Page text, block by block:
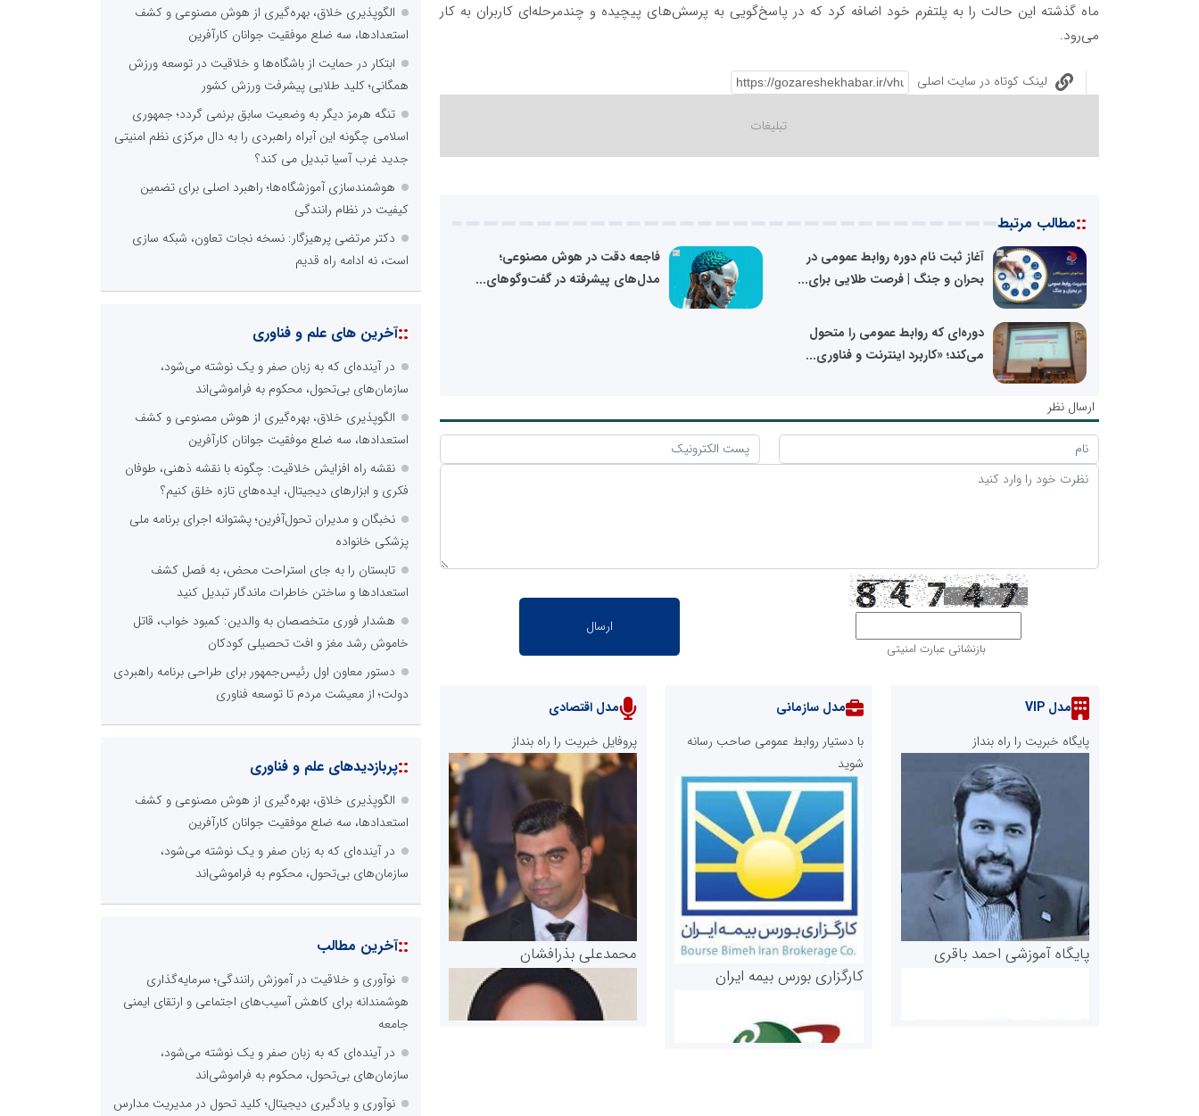
ماه گذشته این حالت را به پلتفرم خود اضافه کرد که در پاسخ‌گویی به پرسش‌های پیچیده و چندمرحله‌ای کاربران به کار
می‌رود.
لینک کوتاه در سایت اصلی
::مطالب مرتبط
آغاز ثبت نام دوره روابط عمومی در
بحران و جنگ | فرصت طلایی برای...
فاجعه دقت در هوش مصنوعی؛
مدل‌های پیشرفته در گفت‌وگوهای...
دوره‌ای که روابط عمومی را متحول
می‌کند؛ «کاربرد اینترنت و فناوری...
ارسال نظر
بازنشانی عبارت امنیتی
مدل VIP
پایگاه خبریت را راه بنداز
پایگاه آموزشی احمد باقری
مدل سازمانی
با دستیار روابط عمومی صاحب رسانه
شوید
کارگزاری بورس بیمه ایران
مدل اقتصادی
پروفایل خبریت را راه بنداز
محمدعلی بذرافشان
الگوپذیری خلاق، بهره‌گیری از هوش مصنوعی و کشف
استعدادها، سه ضلع موفقیت جوانان کارآفرین
ابتکار در حمایت از باشگاه‌ها و خلاقیت در توسعه ورزش
همگانی؛ کلید طلایی پیشرفت ورزش کشور
تنگه هرمز دیگر به وضعیت سابق برنمی گردد؛ جمهوری
اسلامی چگونه این آبراه راهبردی را به دال مرکزی نظم امنیتی
جدید غرب آسیا تبدیل می کند؟
هوشمندسازی آموزشگاه‌ها؛ راهبرد اصلی برای تضمین
کیفیت در نظام رانندگی
دکتر مرتضی پرهیزگار: نسخه نجات تعاون، شبکه سازی
است، نه ادامه راه قدیم
::آخرین های علم و فناوری
در آینده‌ای که به زبان صفر و یک نوشته می‌شود،
سازمان‌های بی‌تحول، محکوم به فراموشی‌اند
الگوپذیری خلاق، بهره‌گیری از هوش مصنوعی و کشف
استعدادها، سه ضلع موفقیت جوانان کارآفرین
نقشه راه افزایش خلاقیت: چگونه با نقشه ذهنی، طوفان
فکری و ابزارهای دیجیتال، ایده‌های تازه خلق کنیم؟
نخبگان و مدیران تحول‌آفرین؛ پشتوانه اجرای برنامه ملی
پزشکی خانواده
تابستان را به جای استراحت محض، به فصل کشف
استعدادها و ساختن خاطرات ماندگار تبدیل کنید
هشدار فوری متخصصان به والدین: کمبود خواب، قاتل
خاموش رشد مغز و افت تحصیلی کودکان
دستور معاون اول رئیس‌جمهور برای طراحی برنامه راهبردی
دولت؛ از معیشت مردم تا توسعه فناوری
::پربازدیدهای علم و فناوری
الگوپذیری خلاق، بهره‌گیری از هوش مصنوعی و کشف
استعدادها، سه ضلع موفقیت جوانان کارآفرین
در آینده‌ای که به زبان صفر و یک نوشته می‌شود،
سازمان‌های بی‌تحول، محکوم به فراموشی‌اند
::آخرین مطالب
نوآوری و خلاقیت در آموزش رانندگی؛ سرمایه‌گذاری
هوشمندانه برای کاهش آسیب‌های اجتماعی و ارتقای ایمنی
جامعه
در آینده‌ای که به زبان صفر و یک نوشته می‌شود،
سازمان‌های بی‌تحول، محکوم به فراموشی‌اند
نوآوری و یادگیری دیجیتال؛ کلید تحول در مدیریت مدارس